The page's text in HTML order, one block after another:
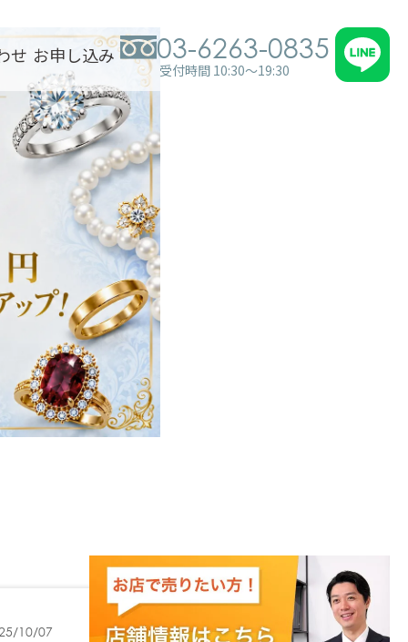
せ お申し込み 03-6263-0835
受付時間 10:30～19:30
10/07